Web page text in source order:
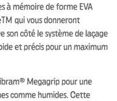
à mémoire de forme EVA
qui vous donneront
son côté le système de laçage
et précis pour un maximum
Megagrip pour une
comme humides. Cette